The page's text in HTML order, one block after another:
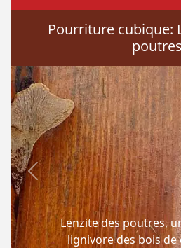
Pourriture cubique:
poutres
Lenzite des poutres,
lignivore des bois
Previous